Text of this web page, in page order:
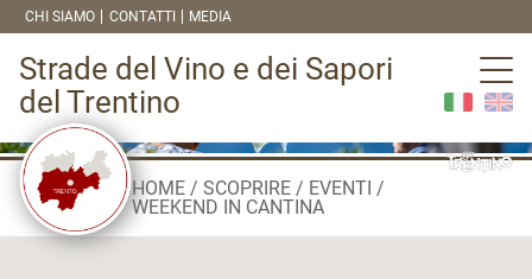
CHI SIAMO CONTATTI MEDIA
Strade del Vino e dei Sapori
del Trentino
HOME SCOPRIRE
EVENTI
WEEKEND IN CANTINA